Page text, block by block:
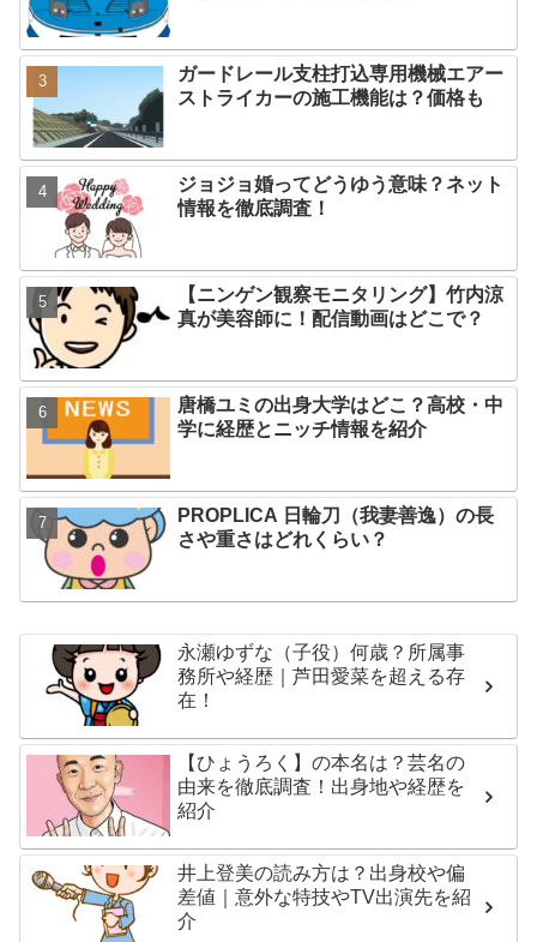
ガードレール支柱打込専用機械エアー
ストライカーの施工機能は？価格も
ジョジョ婚ってどうゆう意味？ネット
情報を徹底調査！
【ニンゲン観察モニタリング】竹内涼
真が美容師に！配信動画はどこで？
唐橋ユミの出身大学はどこ？高校・中
学に経歴とニッチ情報を紹介
PROPLICA 日輪刀（我妻善逸）の長
さや重さはどれくらい？
永瀬ゆずな（子役）何歳？所属事
務所や経歴｜芦田愛菜を超える存
在！
【ひょうろく】の本名は？芸名の
由来を徹底調査！出身地や経歴を
紹介
井上登美の読み方は？出身校や偏
差値｜意外な特技やTV出演先を紹
介